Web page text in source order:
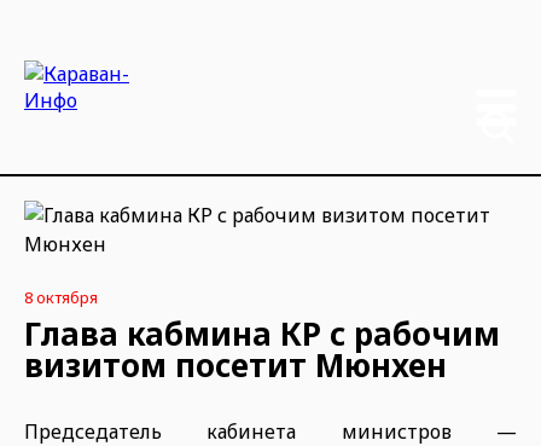
8 октября
Глава кабмина КР с рабочим
визитом посетит Мюнхен
Председатель кабинета министров —